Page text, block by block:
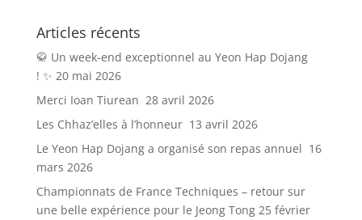
Articles récents
🥋 Un week-end exceptionnel au Yeon Hap Dojang
! ✨ 20 mai 2026
Merci Ioan Tiurean 28 avril 2026
Les Chhaz’elles à l’honneur 13 avril 2026
Le Yeon Hap Dojang a organisé son repas annuel 16
mars 2026
Championnats de France Techniques – retour sur
une belle expérience pour le Jeong Tong 25 février